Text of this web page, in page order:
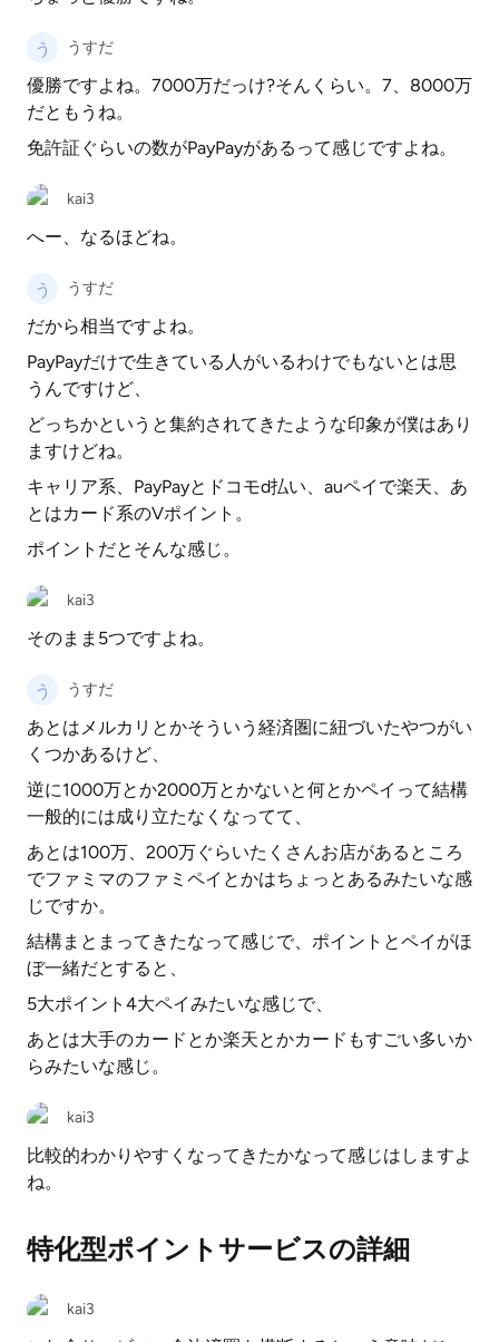
うすだ
優勝ですよね。7000万だっけ?そんくらい。7、8000万
だともうね。
免許証ぐらいの数がPayPayがあるって感じですよね。
kai3
へー、なるほどね。
うすだ
だから相当ですよね。
PayPayだけで生きている人がいるわけでもないとは思
うんですけど、
どっちかというと集約されてきたような印象が僕はあり
ますけどね。
キャリア系、PayPayとドコモd払い、auペイで楽天、あ
とはカード系のVポイント。
ポイントだとそんな感じ。
kai3
そのまま5つですよね。
うすだ
あとはメルカリとかそういう経済圏に紐づいたやつがい
くつかあるけど、
逆に1000万とか2000万とかないと何とかペイって結構
一般的には成り立たなくなってて、
あとは100万、200万ぐらいたくさんお店があるところ
でファミマのファミペイとかはちょっとあるみたいな感
じですか。
結構まとまってきたなって感じで、ポイントとペイがほ
ぼ一緒だとすると、
5大ポイント4大ペイみたいな感じで、
あとは大手のカードとか楽天とかカードもすごい多いか
らみたいな感じ。
kai3
比較的わかりやすくなってきたかなって感じはしますよ
ね。
特化型ポイントサービスの詳細
kai3